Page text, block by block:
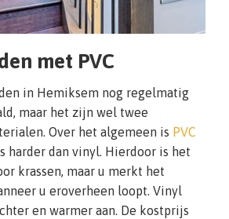
met PVC
in Hemiksem nog regelmatig
maar het zijn wel twee
Over het algemeen is PVC
harder dan vinyl. Hierdoor is het
krassen, maar u merkt het
u eroverheen loopt. Vinyl
en warmer aan. De kostprijs